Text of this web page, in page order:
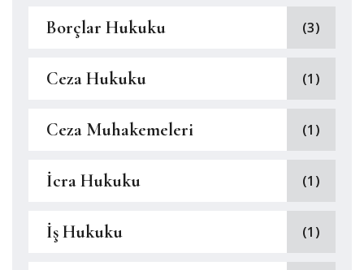
Borçlar Hukuku (3)
Ceza Hukuku (1)
Ceza Muhakemeleri (1)
İcra Hukuku (1)
İş Hukuku (1)